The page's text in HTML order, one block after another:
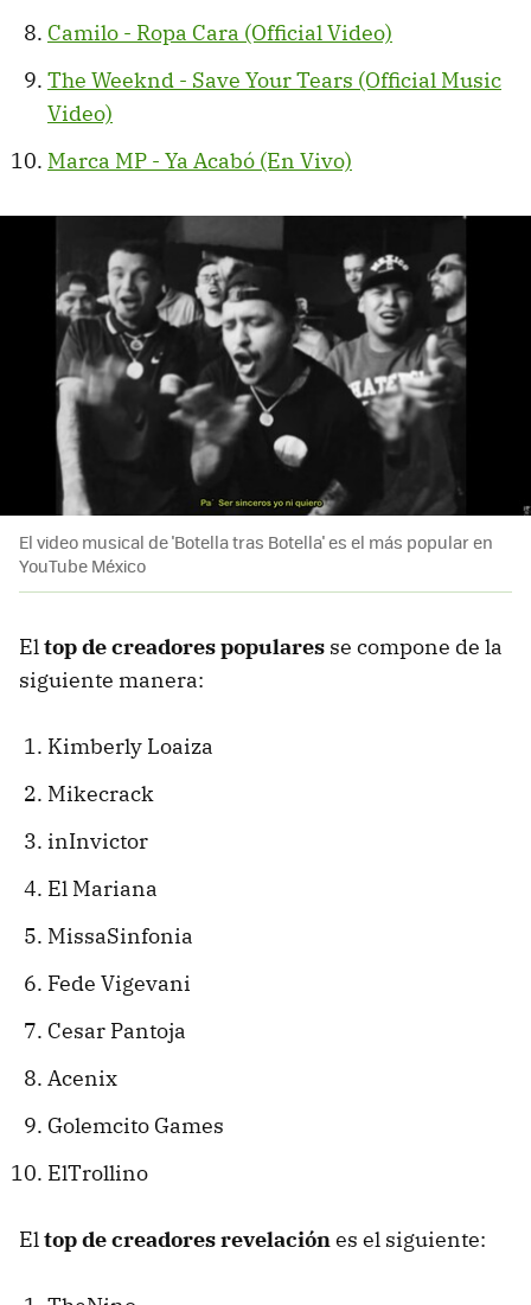
Camilo - Ropa Cara (Official Video)
The Weeknd - Save Your Tears (Official Music
Video)
Marca MP - Ya Acabó (En Vivo)
El video musical de 'Botella tras Botella' es el más popular en
YouTube México
Eltop de creadores populares se compone de la
siguiente manera:
Kimberly Loaiza
Mikecrack
inInvictor
El Mariana
MissaSinfonia
Fede Vigevani
Cesar Pantoja
Acenix
Golemcito Games
ElTrollino
Eltop de creadores revelaciónes el siguiente: